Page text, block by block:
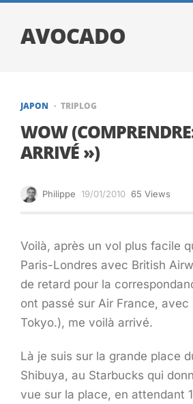
AVOCADO
JAPON TRIPLOG
WOW
ARRIVÉ »)
Philippe 19/01/2010 65 Views
Voilà, après un vol plus facile
Paris-Londres avec British
de retard pour la
ont passé sur Air France,
Tokyo.), me voilà arrivé.
Là je suis sur la grande place
Shibuya, au Starbucks qui
vue sur la place, en attendant